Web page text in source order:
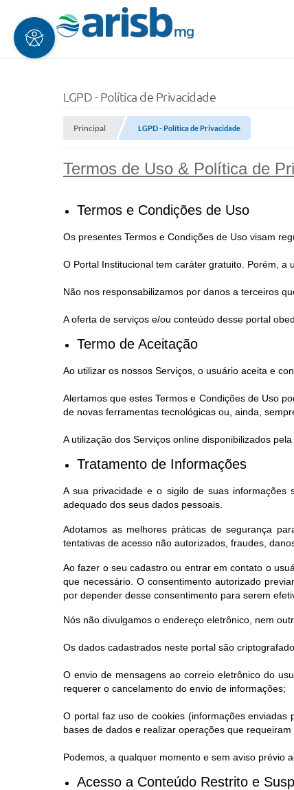
LGPD - Política de Privacidade
Principal LGPD - Política de Privacidade
Termos de Uso & Política de
Termos e Condições de Uso
Os presentes Termos e Condições de Uso visam
O Portal Institucional tem caráter gratuito. Porém,
Não nos responsabilizamos por danos a terceiros
A oferta de serviços e/ou conteúdo desse portal
Termo de Aceitação
Ao utilizar os nossos Serviços, o usuário aceita e
Alertamos que estes Termos e Condições de Uso
de novas ferramentas tecnológicas ou, ainda,
A utilização dos Serviços online disponibilizados
Tratamento de Informações
A sua privacidade e o sigilo de suas
adequado dos seus dados pessoais.
Adotamos as melhores práticas de segurança
tentativas de acesso não autorizados, fraudes,
Ao fazer o seu cadastro ou entrar em contato o
que necessário. O consentimento autorizado
por depender desse consentimento para serem
Nós não divulgamos o endereço eletrônico, nem
Os dados cadastrados neste portal são
O envio de mensagens ao correio eletrônico do
requerer o cancelamento do envio de informações;
O portal faz uso de cookies (informações
bases de dados e realizar operações que
Podemos, a qualquer momento e sem aviso prévio
Acesso a Conteúdo Restrito e